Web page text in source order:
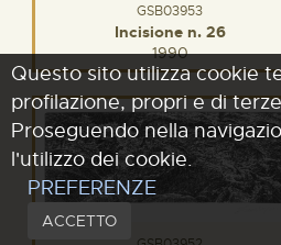
GSB03953
Incisione n. 26
1990
Questo sito utilizza cookie
profilazione, propri e di
Proseguendo nella
l'utilizzo dei cookie.
PREFERENZE
ACCETTO